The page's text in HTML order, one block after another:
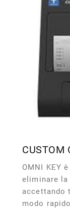
CUSTOM
OMNI KEY
eliminare
accettando
modo